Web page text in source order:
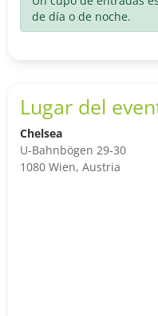
de día o de noche.
Lugar del
Chelsea
U-Bahnbögen 29-30
1080 Wien, Austria